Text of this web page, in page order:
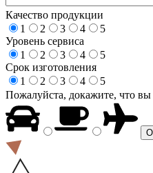
Качество продукции
1
2 3 4
5
Уровень сервиса
1
2 3 4
5
Срок изготовления
1
2 3 4
5
Пожалуйста, докажите, что вы